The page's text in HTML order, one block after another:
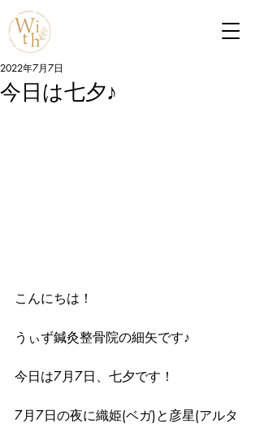
今日は七夕♪
2022年7月7日
こんにちは！
うぃず鍼灸整骨院の細矢です♪
今日は7月7日、七夕です！
7月7日の夜に織姫(ベガ)と彦星(アルタ